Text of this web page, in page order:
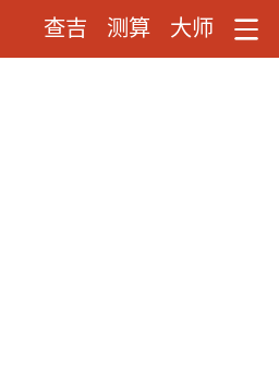
查吉 测算 大师